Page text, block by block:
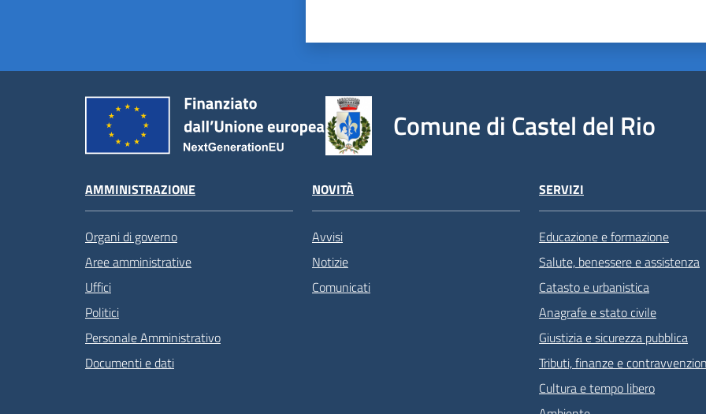
Comune di Castel del Rio
AMMINISTRAZIONE
Organi di governo
Aree amministrative
Uffici
Politici
Personale Amministrativo
Documenti e dati
NOVITÀ
Avvisi
Notizie
Comunicati
SERVIZI
Educazione e formazione
Salute, benessere e assistenza
Catasto e urbanistica
Anagrafe e stato civile
Giustizia e sicurezza pubblica
Tributi, finanze e
Cultura e tempo libero